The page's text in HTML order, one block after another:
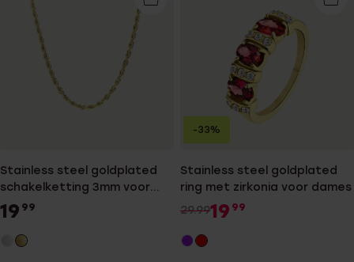
Stainless steel goldplated
schakelketting 3mm voor
dames
19 99
Stainless steel goldplated
ring met zirkonia voor dames
29.9919 99
-33%